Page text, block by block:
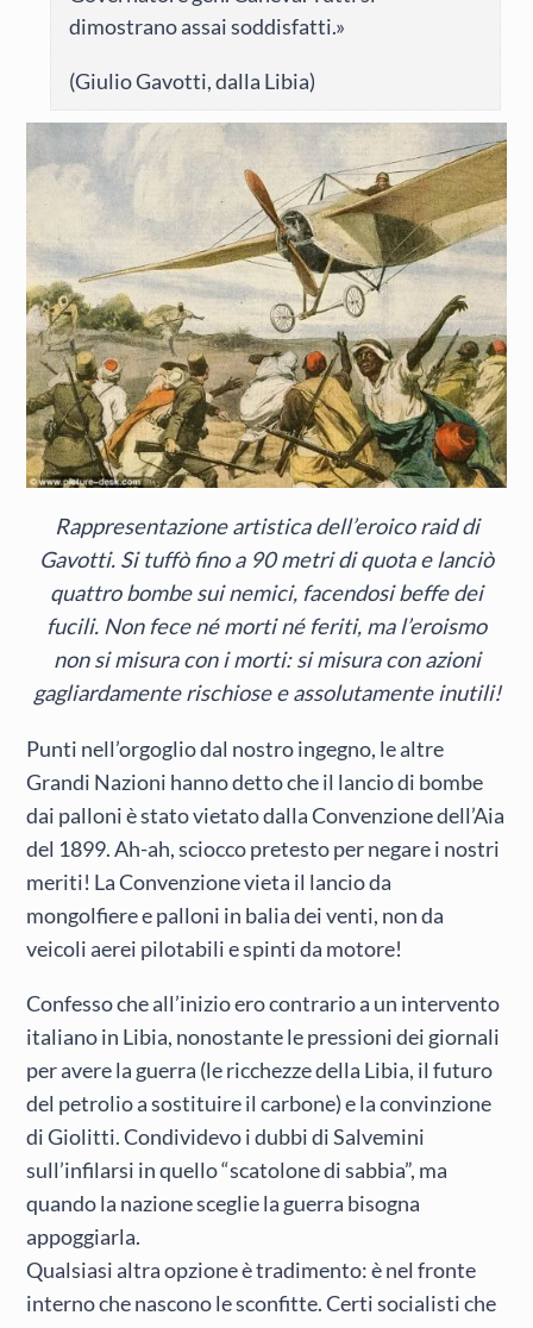
dimostrano assai soddisfatti.»
(Giulio Gavotti, dalla Libia)
Rappresentazione artistica dell’eroico raid di
Gavotti. Si tuffò fino a 90 metri di quota e lanciò
quattro bombe sui nemici, facendosi beffe dei
fucili. Non fece né morti né feriti, ma l’eroismo
non si misura con i morti: si misura con azioni
gagliardamente rischiose e assolutamente inutili!
Punti nell’orgoglio dal nostro ingegno, le altre
Grandi Nazioni hanno detto che il lancio di bombe
dai palloni è stato vietato dalla Convenzione dell’Aia
del 1899. Ah-ah, sciocco pretesto per negare i nostri
meriti! La Convenzione vieta il lancio da
mongolfiere e palloni in balia dei venti, non da
veicoli aerei pilotabili e spinti da motore!
Confesso che all’inizio ero contrario a un intervento
italiano in Libia, nonostante le pressioni dei giornali
per avere la guerra (le ricchezze della Libia, il futuro
del petrolio a sostituire il carbone) e la convinzione
di Giolitti. Condividevo i dubbi di Salvemini
sull’infilarsi in quello “scatolone di sabbia”, ma
quando la nazione sceglie la guerra bisogna
appoggiarla.
Qualsiasi altra opzione è tradimento: è nel fronte
interno che nascono le sconfitte. Certi socialisti che